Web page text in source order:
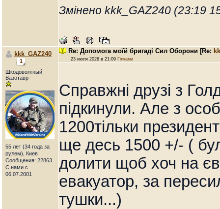
Змінено kkk_GAZ240 (23:19
kkk_GAZ240
1
Шкодоволгный
Вазотавр
55 лет (34 года за
рулем), Киев
Сообщения: 22863
С нами с
06.07.2001
Re: Допомога моїй бригаді Сил Оборони [Re:
23 июля 2026 в 21:09 Гілками
Справжні друзі з
підкинули. Але з
1200тільки
ще десь 1500 +/- (
долити щоб хоч на
евакуатор, за
тушки...)